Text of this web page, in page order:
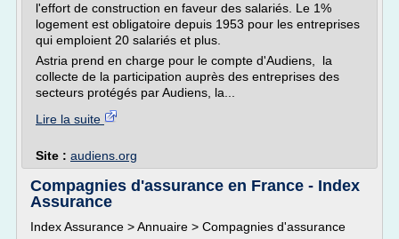
l'effort de construction en faveur des salariés. Le 1%
logement est obligatoire depuis 1953 pour les entreprises
qui emploient 20 salariés et plus.
Astria prend en charge pour le compte d'Audiens, la
collecte de la participation auprès des entreprises des
secteurs protégés par Audiens, la...
Lire la suite
Site : audiens.org
Compagnies d'assurance en France - Index
Assurance
Index Assurance > Annuaire > Compagnies d'assurance